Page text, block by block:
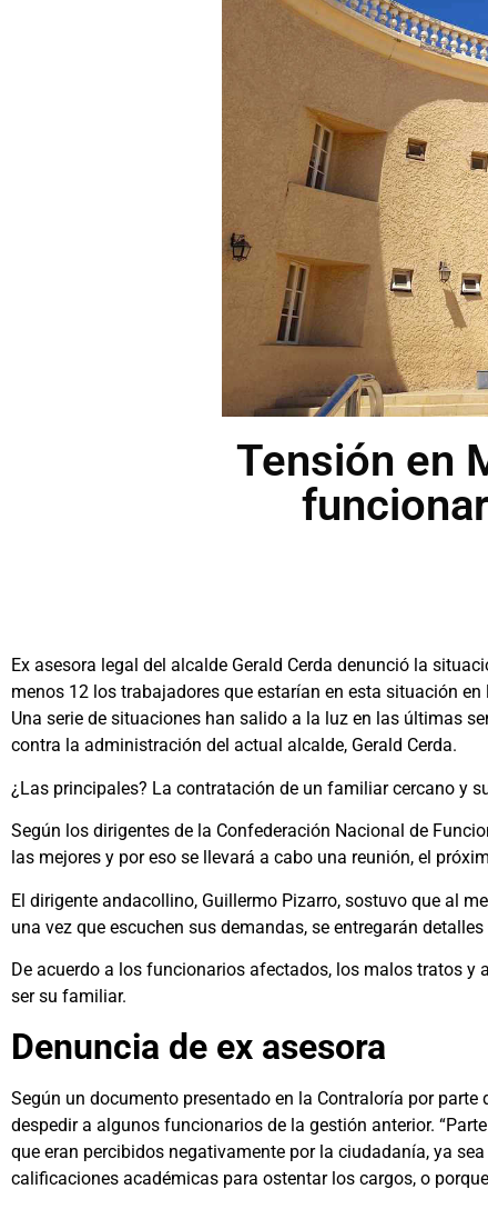
Tensión en
Ex asesora legal del alcalde Gerald Cerda denunció la
menos 12 los trabajadores que estarían en esta situación
Una serie de situaciones han salido a la luz en las últimas
contra la administración del actual alcalde, Gerald Cerda.
¿Las principales? La contratación de un familiar cercano y
Según los dirigentes de la Confederación Nacional de
las mejores y por eso se llevará a cabo una reunión, el
El dirigente andacollino, Guillermo Pizarro, sostuvo que al
una vez que escuchen sus demandas, se entregarán
De acuerdo a los funcionarios afectados, los malos tratos y
ser su familiar.
Denuncia de ex asesora
Según un documento presentado en la Contraloría por
despedir a algunos funcionarios de la gestión anterior.
que eran percibidos negativamente por la ciudadanía, ya
calificaciones académicas para ostentar los cargos, o